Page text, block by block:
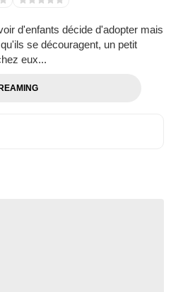
d'enfants décide d'adopter mais
se découragent, un petit
eux...